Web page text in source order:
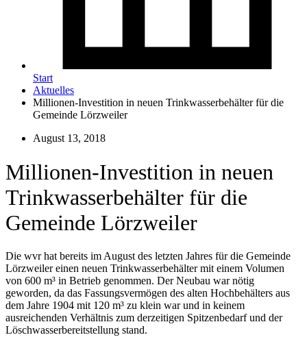
Start
Aktuelles
Millionen-Investition in neuen Trinkwasserbehälter für die
Gemeinde Lörzweiler
August 13, 2018
Millionen-Investition in neuen
Trinkwasserbehälter für die
Gemeinde Lörzweiler
Die wvr hat bereits im August des letzten Jahres für die Gemeinde
Lörzweiler einen neuen Trinkwasserbehälter mit einem Volumen
von 600 m³ in Betrieb genommen. Der Neubau war nötig
geworden, da das Fassungsvermögen des alten Hochbehälters aus
dem Jahre 1904 mit 120 m³ zu klein war und in keinem
ausreichenden Verhältnis zum derzeitigen Spitzenbedarf und der
Löschwasserbereitstellung stand.